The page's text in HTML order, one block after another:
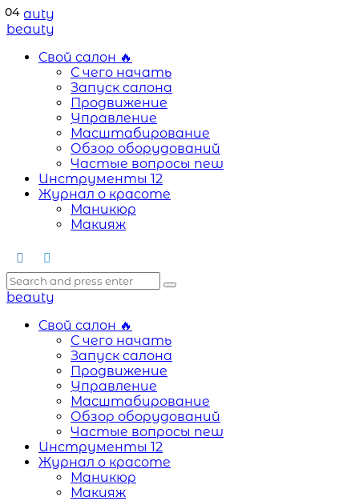
Menu
beauty
Search
Menu
beauty
Свой салон 🔥
С чего начать
Запуск салона
Продвижение
Управление
Масштабирование
Обзор оборудований
Частые вопросы new
Инструменты 12
Журнал о красоте
Маникюр
Макияж
Search
Search
for:
Search
beauty
Свой салон 🔥
С чего начать
Запуск салона
Продвижение
Управление
Масштабирование
Обзор оборудований
Частые вопросы new
Инструменты 12
Журнал о красоте
Маникюр
Макияж
01
02
03
04